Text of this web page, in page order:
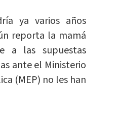
ya varios años
reporta la mamá
a las supuestas
ante el Ministerio
(MEP) no les han